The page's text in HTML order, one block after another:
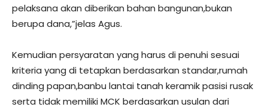
pelaksana akan diberikan bahan bangunan,bukan
berupa dana,”jelas Agus.
Kemudian persyaratan yang harus di penuhi sesuai
kriteria yang di tetapkan berdasarkan standar,rumah
dinding papan,banbu lantai tanah keramik pasisi rusak
serta tidak memiliki MCK berdasarkan usulan dari